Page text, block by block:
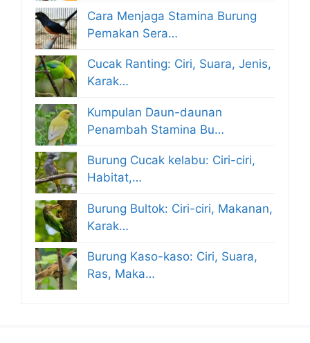
Cara Menjaga Stamina Burung
Pemakan Sera…
Cucak Ranting: Ciri, Suara, Jenis,
Karak…
Kumpulan Daun-daunan
Penambah Stamina Bu…
Burung Cucak kelabu: Ciri-ciri,
Habitat,…
Burung Bultok: Ciri-ciri, Makanan,
Karak…
Burung Kaso-kaso: Ciri, Suara,
Ras, Maka…